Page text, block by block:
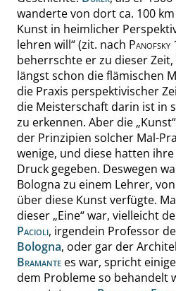
wanderte von dort ca. 100
Kunst in heimlicher
lehren will“(zit. nach Panofsky
beherrschte er zu dieser
längst schon die flämischen
die Praxis perspektivischer
die Meisterschaft darin ist in
zu erkennen. Aber die „Kunst“
der Prinzipien solcher Mal-
wenige, und diese hatten
Druck gegeben. Deswegen
Bologna zu einem Lehrer,
über diese Kunst verfügte.
dieser „Eine“war, vielleicht
Pacioli, irgendein Professor
Bologna, oder gar der
Bramante es war, spricht
dem Probleme so behandelt